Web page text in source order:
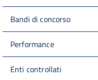
Bandi di concorso
Performance
Enti controllati